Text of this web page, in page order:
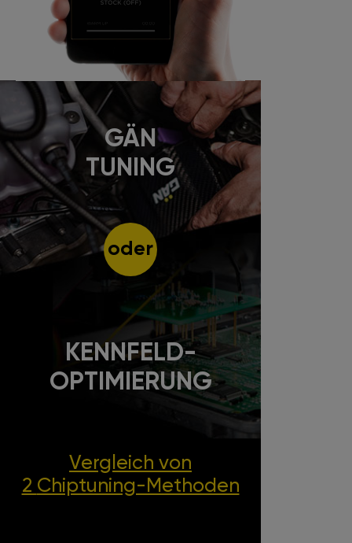
GÄN
TUNING
oder
KENNFELD-
OPTIMIERUNG
Vergleich von
2 Chiptuning-Methoden